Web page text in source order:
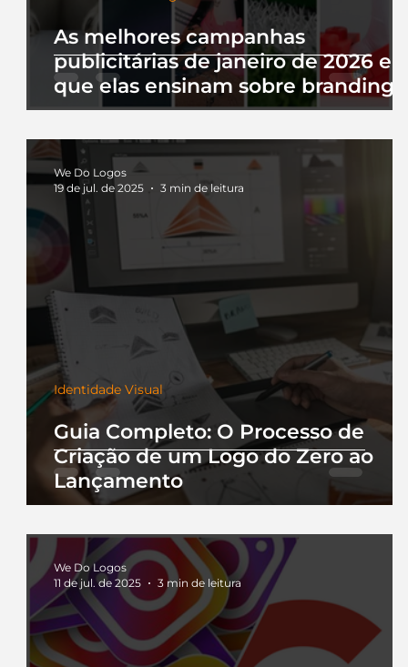
As melhores campanhas
publicitárias de janeiro de 2026 e
que elas ensinam sobre branding
Guia Completo: O Processo de
Criação de um Logo do Zero ao
Lançamento
Identidade Visual
We Do Logos
19 de jul. de 2025
3 min de leitura
We Do Logos
11 de jul. de 2025
3 min de leitura